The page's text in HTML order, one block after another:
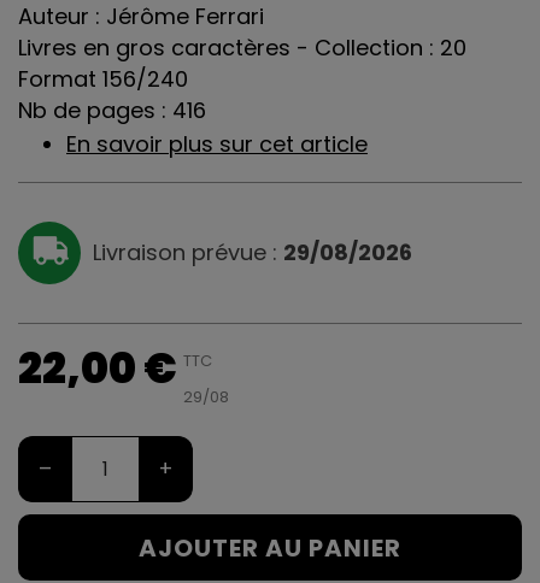
Auteur : Jérôme Ferrari
Livres en gros caractères - Collection : 20
Format 156/240
Nb de pages : 416
En savoir plus sur cet article
Livraison prévue : 29/08/2026
22,00 € TTC
29/08
– +
AJOUTER AU PANIER